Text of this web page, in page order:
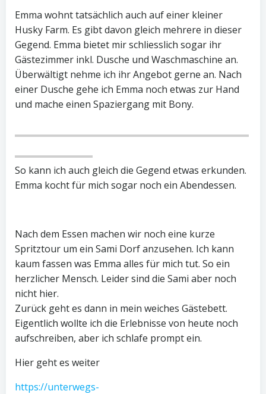
Emma wohnt tatsächlich auch auf einer kleiner
Husky Farm. Es gibt davon gleich mehrere in dieser
Gegend. Emma bietet mir schliesslich sogar ihr
Gästezimmer inkl. Dusche und Waschmaschine an.
Überwältigt nehme ich ihr Angebot gerne an. Nach
einer Dusche gehe ich Emma noch etwas zur Hand
und mache einen Spaziergang mit Bony.
So kann ich auch gleich die Gegend etwas erkunden.
Emma kocht für mich sogar noch ein Abendessen.
Nach dem Essen machen wir noch eine kurze
Spritztour um ein Sami Dorf anzusehen. Ich kann
kaum fassen was Emma alles für mich tut. So ein
herzlicher Mensch. Leider sind die Sami aber noch
nicht hier.
Zurück geht es dann in mein weiches Gästebett.
Eigentlich wollte ich die Erlebnisse von heute noch
aufschreiben, aber ich schlafe prompt ein.
Hier geht es weiter
https://unterwegs-